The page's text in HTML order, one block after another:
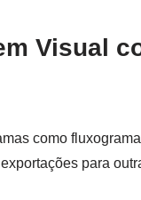
Visual
como
para